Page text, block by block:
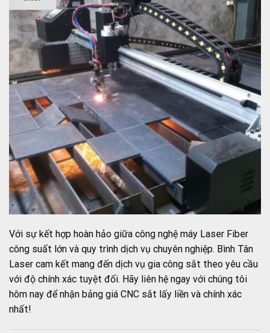
Với sự kết hợp hoàn hảo giữa công nghệ máy Laser Fiber
công suất lớn và quy trình dịch vụ chuyên nghiệp. Bình Tân
Laser cam kết mang đến dịch vụ gia công sắt theo yêu cầu
với độ chính xác tuyệt đối. Hãy liên hệ ngay với chúng tôi
hôm nay để nhận bảng giá CNC sắt lấy liền và chính xác
nhất!